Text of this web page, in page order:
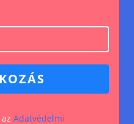
Adatvédelmi